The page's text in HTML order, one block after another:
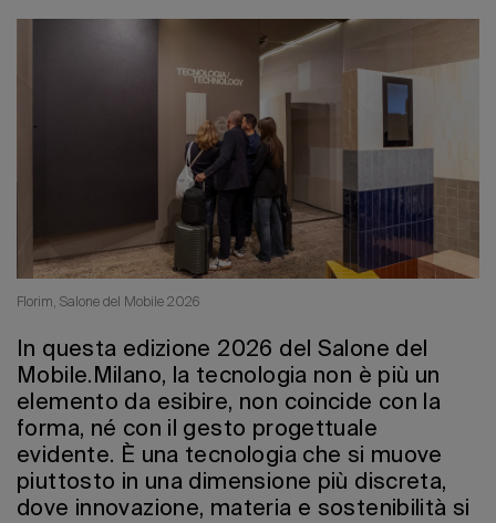
Florim, Salone del Mobile 2026
In questa edizione 2026 del Salone del
Mobile.Milano, la tecnologia non è più un
elemento da esibire, non coincide con la
forma, né con il gesto progettuale
evidente. È una tecnologia che si muove
piuttosto in una dimensione più discreta,
dove innovazione, materia e sostenibilità si